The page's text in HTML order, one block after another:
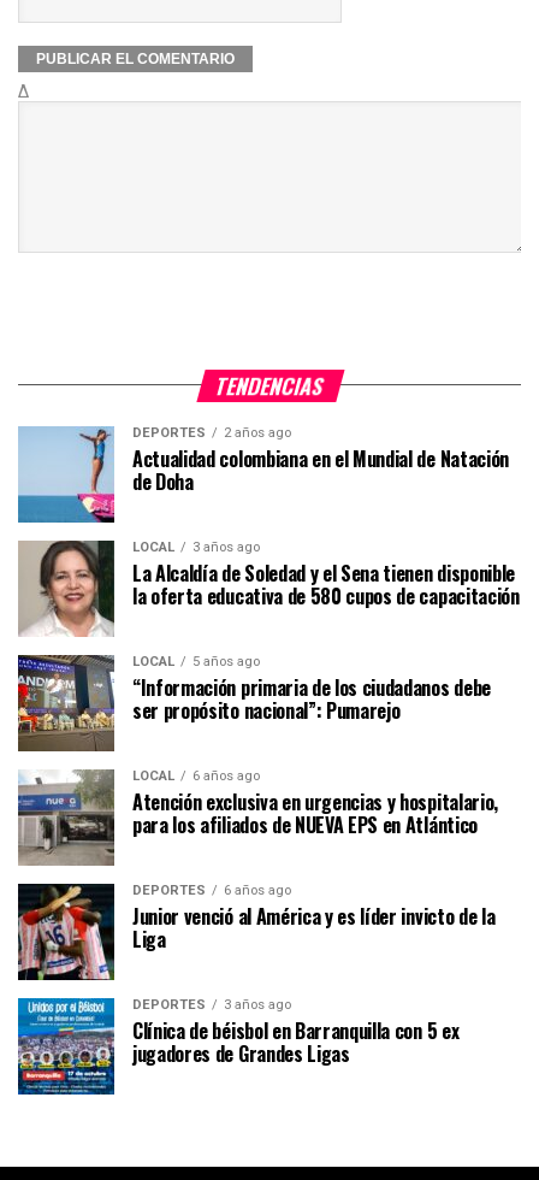
Δ
TENDENCIAS
DEPORTES 2 años ago
Actualidad colombiana en el Mundial de Natación
de Doha
LOCAL 3 años ago
La Alcaldía de Soledad y el Sena tienen disponible
la oferta educativa de 580 cupos de capacitación
LOCAL 5 años ago
“Información primaria de los ciudadanos debe
ser propósito nacional”: Pumarejo
LOCAL 6 años ago
Atención exclusiva en urgencias y hospitalario,
para los afiliados de NUEVA EPS en Atlántico
DEPORTES 6 años ago
Junior venció al América y es líder invicto de la
Liga
DEPORTES 3 años ago
Clínica de béisbol en Barranquilla con 5 ex
jugadores de Grandes Ligas